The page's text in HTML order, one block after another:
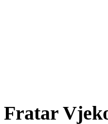
Fratar